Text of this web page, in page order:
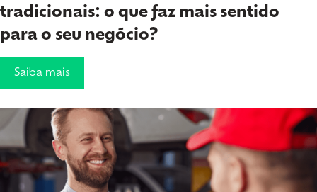
tradicionais: o que faz mais sentido
para o seu negócio?
Saiba mais